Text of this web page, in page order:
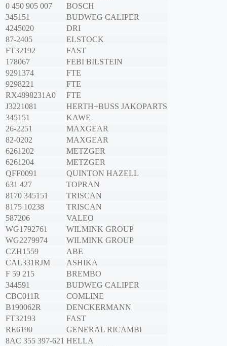
0 450 905 007
BOSCH
345151
BUDWEG CALIPER
4245020
DRI
87-2405
ELSTOCK
FT32192
FAST
178067
FEBI BILSTEIN
9291374
FTE
9298221
FTE
RX4898231A0
FTE
J3221081
HERTH+BUSS JAKOPARTS
345151
KAWE
26-2251
MAXGEAR
82-0202
MAXGEAR
6261202
METZGER
6261204
METZGER
QFF0091
QUINTON HAZELL
631 427
TOPRAN
8170 345151
TRISCAN
8175 10238
TRISCAN
587206
VALEO
WG1792761
WILMINK GROUP
WG2279974
WILMINK GROUP
CZH1559
ABE
CAL331RJM
ASHIKA
F 59 215
BREMBO
344591
BUDWEG CALIPER
CBC011R
COMLINE
B190062R
DENCKERMANN
FT32193
FAST
RE6190
GENERAL RICAMBI
8AC 355 397-621 HELLA